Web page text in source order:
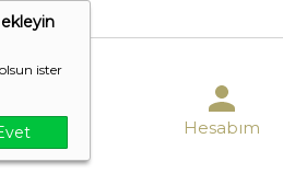
ister
Hesabım